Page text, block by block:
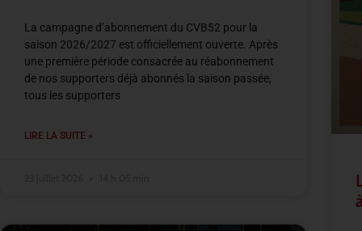
La campagne d’abonnement du CVB52 pour la
saison 2026/2027 est officiellement ouverte. Après
une première période consacrée au réabonnement
de nos supporters déjà abonnés la saison passée,
tous les supporters
LIRE LA SUITE »